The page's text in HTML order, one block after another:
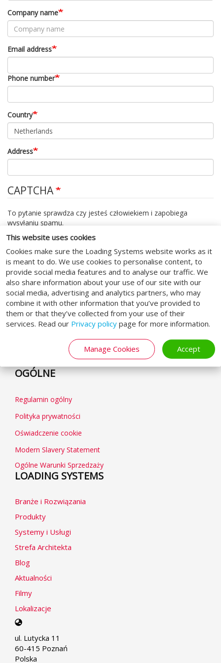
This website uses cookies
Cookies make sure the Loading Systems website works as it
is meant to do. We use cookies to personalise content, to
provide social media features and to analyse our traffic. We
also share information about your use of our site with our
social media, advertising and analytics partners, who may
combine it with other information that you’ve provided to
them or that they’ve collected from your use of their
services. Read our Privacy policy page for more information.
Manage Cookies Accept
Company name
Email address
Phone number
Country
Address
CAPTCHA
To pytanie sprawdza czy jesteś człowiekiem i zapobiega
wysyłaniu spamu.
Zachowaj
MEDIA SPOŁECZNOŚCIOWE
OGÓLNE
Regulamin ogólny
Polityka prywatności
Oświadczenie cookie
Modern Slavery Statement
Ogólne Warunki Sprzedzaży
LOADING SYSTEMS
Branże i Rozwiązania
Produkty
Systemy i Usługi
Strefa Architekta
Blog
Aktualności
Filmy
Lokalizacje
Select
language
ul. Lutycka 11
60-415 Poznań
Polska